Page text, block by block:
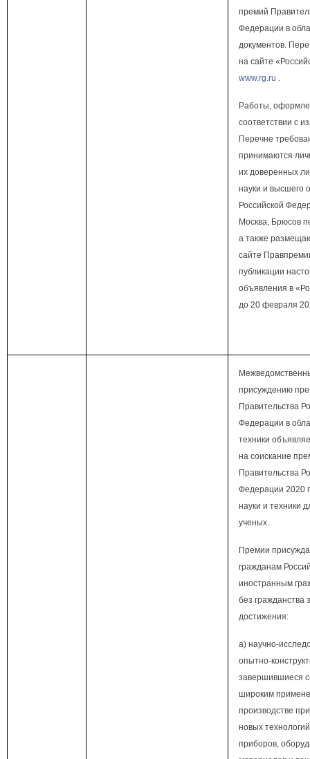
премий
Федерации в
документов.
на сайте
www.rg.ru .
Работы,
соответствии с
Перечне
принимаются
их доверенных
науки и высшего
Российской
Москва, Брюсов
а также
сайте
публикации
объявления в
до 20 февраля
присуждению
Правительства
Федерации в
техники
на соискание
Правительства
Федерации 2020
науки и техники
ученых.
Премии
гражданам
иностранным
без гражданства
достижения:
а) научно-
опытно-
завершившиеся
широким
производстве
новых
приборов,